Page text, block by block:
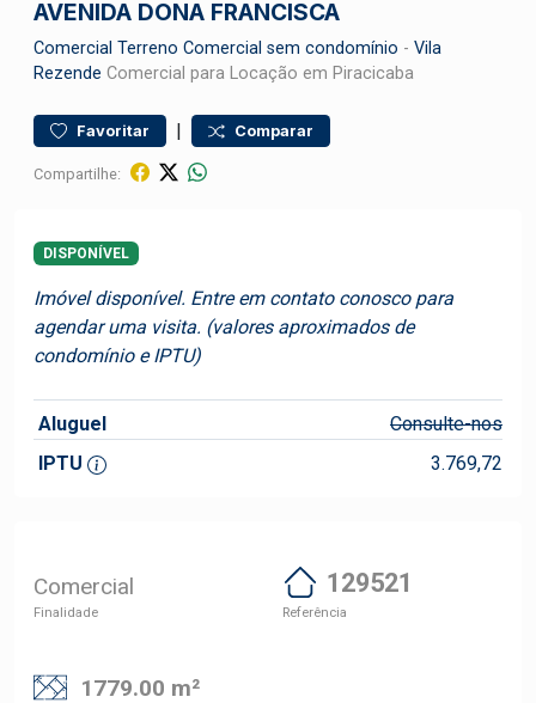
AVENIDA DONA FRANCISCA
Comercial Terreno Comercial sem condomínio - Vila
Rezende Comercial para Locação em Piracicaba
Favoritar | Comparar
Compartilhe:
DISPONÍVEL
Imóvel disponível. Entre em contato conosco para
agendar uma visita. (valores aproximados de
condomínio e IPTU)
Aluguel
Consulte-nos
IPTU
3.769,72
Comercial
Finalidade
129521
Referência
1779.00 m²